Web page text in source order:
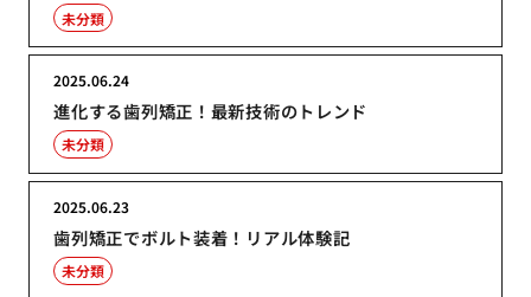
未分類
進化する歯列矯正！最新技術のトレンド
2025.06.24
未分類
歯列矯正でボルト装着！リアル体験記
2025.06.23
未分類